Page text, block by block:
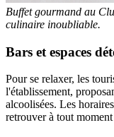
Buffet gourmand au
culinaire inoubliable.
Bars et espaces
Pour se relaxer, les
l'établissement,
alcoolisées. Les
retrouver à tout